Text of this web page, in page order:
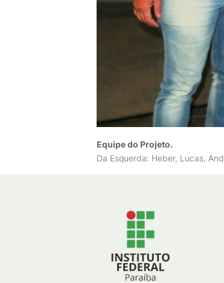
Equipe do Projeto.
Da Esquerda: Heber, Lucas,